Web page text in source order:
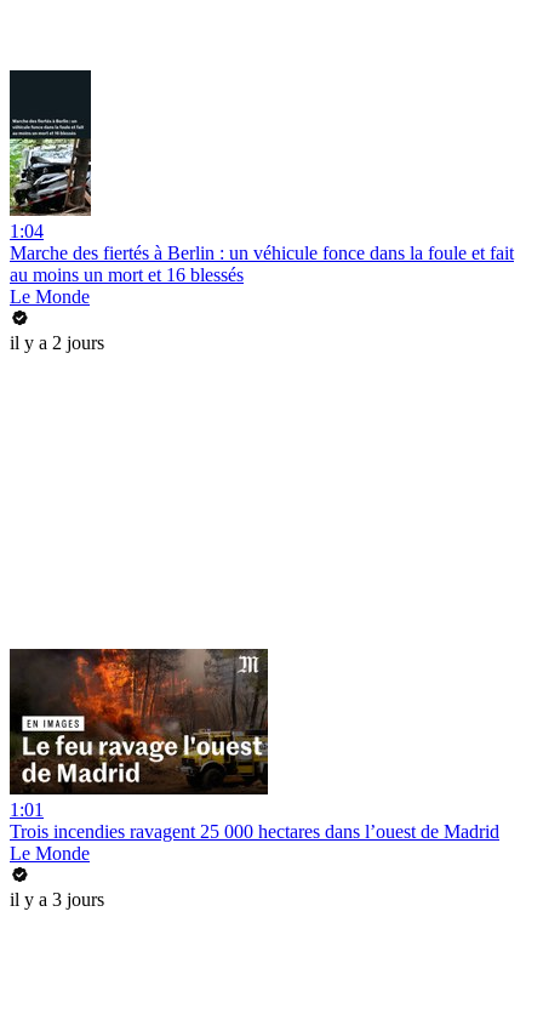
1:04
Marche des fiertés à Berlin : un véhicule fonce dans la foule et fait
au moins un mort et 16 blessés
Le Monde
il y a 2 jours
1:01
Trois incendies ravagent 25 000 hectares dans l’ouest de Madrid
Le Monde
il y a 3 jours